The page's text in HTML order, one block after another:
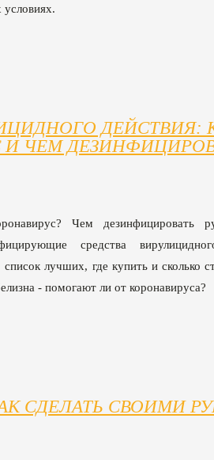
ДЕЙСТВИЯ:
ЧЕМ
Чем
средства
лучших, где купить и сколько
- помогают ли от коронавируса?
СДЕЛАТЬ СВОИМИ